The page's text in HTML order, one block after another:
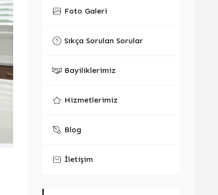
Foto Galeri
Sıkça Sorulan Sorular
Bayiliklerimiz
Hizmetlerimiz
Blog
İletişim